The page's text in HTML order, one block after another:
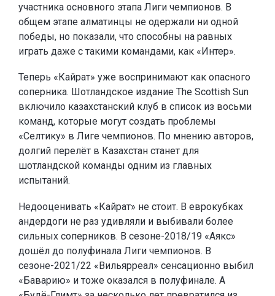
участника основного этапа Лиги чемпионов. В
общем этапе алматинцы не одержали ни одной
победы, но показали, что способны на равных
играть даже с такими командами, как «Интер».
Теперь «Кайрат» уже воспринимают как опасного
соперника. Шотландское издание The Scottish Sun
включило казахстанский клуб в список из восьми
команд, которые могут создать проблемы
«Селтику» в Лиге чемпионов. По мнению авторов,
долгий перелёт в Казахстан станет для
шотландской команды одним из главных
испытаний.
Недооценивать «Кайрат» не стоит. В еврокубках
андердоги не раз удивляли и выбивали более
сильных соперников. В сезоне-2018/19 «Аякс»
дошёл до полуфинала Лиги чемпионов. В
сезоне-2021/22 «Вильярреал» сенсационно выбил
«Баварию» и тоже оказался в полуфинале. А